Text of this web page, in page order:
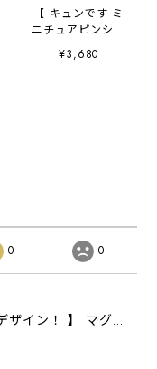
【 キュンです ミ
ニチュアピンシャ
ー 】 手帳 スマホ
ケース 犬 うち
¥3,680
0 0
【 コーギー 2023新デザイン！ 】 マグカップ お家用 プレゼント 犬 うちの子 犬グッズ ギフト